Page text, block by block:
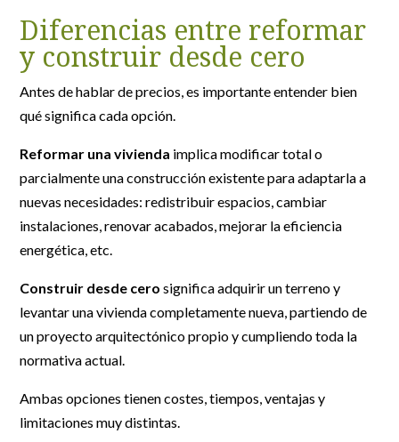
Diferencias entre reformar
y construir desde cero
Antes de hablar de precios, es importante entender bien
qué significa cada opción.
Reformar una vivienda implica modificar total o
parcialmente una construcción existente para adaptarla a
nuevas necesidades: redistribuir espacios, cambiar
instalaciones, renovar acabados, mejorar la eficiencia
energética, etc.
Construir desde cero significa adquirir un terreno y
levantar una vivienda completamente nueva, partiendo de
un proyecto arquitectónico propio y cumpliendo toda la
normativa actual.
Ambas opciones tienen costes, tiempos, ventajas y
limitaciones muy distintas.